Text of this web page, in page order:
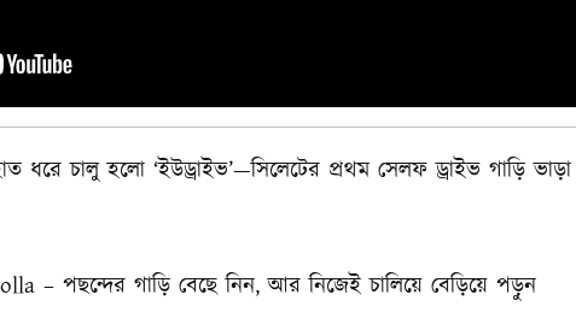
ধরে চালু হলো ‘ইউড্রাইভ’—সিলেটের প্রথম সেলফ ড্রাইভ গাড়ি ভাড়া
– পছন্দের গাড়ি বেছে নিন, আর নিজেই চালিয়ে বেড়িয়ে পড়ুন